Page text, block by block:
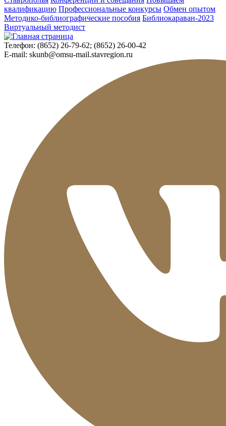
квалификацию Профессиональные конкурсы Обмен опытом
Методико-библиографические пособия Библиокараван-2023
Виртуальный методист
Телефон: (8652) 26-79-62; (8652) 26-00-42
E-mail: skunb@omsu-mail.stavregion.ru